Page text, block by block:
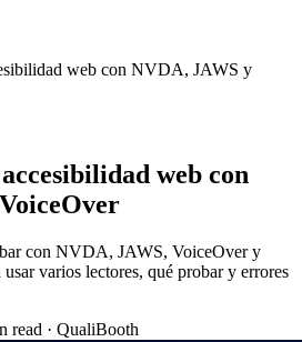
web con NVDA, JAWS y
web con
con NVDA, JAWS, VoiceOver y
varios lectores, qué probar y errores
read · QualiBooth